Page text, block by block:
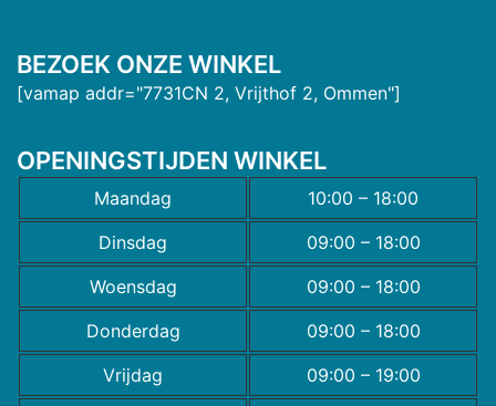
BEZOEK ONZE WINKEL
[vamap addr="7731CN 2, Vrijthof 2, Ommen"]
OPENINGSTIJDEN WINKEL
Maandag
10:00 – 18:00
Dinsdag
09:00 – 18:00
Woensdag
09:00 – 18:00
Donderdag
09:00 – 18:00
Vrijdag
09:00 – 19:00